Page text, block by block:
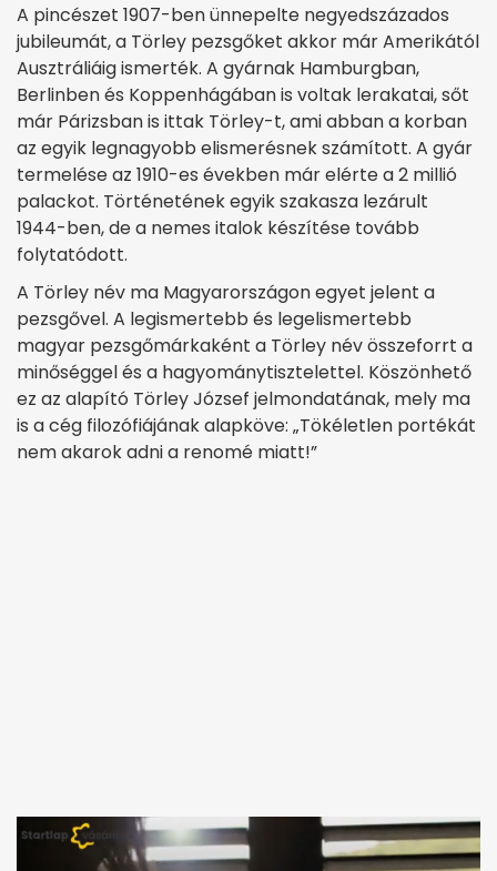
A pincészet 1907-ben ünnepelte negyedszázados
jubileumát, a Törley pezsgőket akkor már Amerikától
Ausztráliáig ismerték. A gyárnak Hamburgban,
Berlinben és Koppenhágában is voltak lerakatai, sőt
már Párizsban is ittak Törley-t, ami abban a korban
az egyik legnagyobb elismerésnek számított. A gyár
termelése az 1910-es években már elérte a 2 millió
palackot. Történetének egyik szakasza lezárult
1944-ben, de a nemes italok készítése tovább
folytatódott.
A Törley név ma Magyarországon egyet jelent a
pezsgővel. A legismertebb és legelismertebb
magyar pezsgőmárkaként a Törley név összeforrt a
minőséggel és a hagyománytisztelettel. Köszönhető
ez az alapító Törley József jelmondatának, mely ma
is a cég filozófiájának alapköve: „Tökéletlen portékát
nem akarok adni a renomé miatt!”